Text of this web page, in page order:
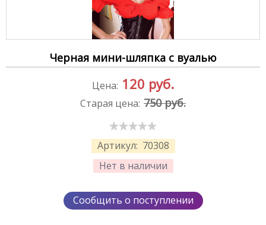
Черная мини-шляпка с вуалью
Артикул: 70308
Нет в наличии
Цена: 120 руб.
Старая цена: 750 руб.
Сообщить о поступлении